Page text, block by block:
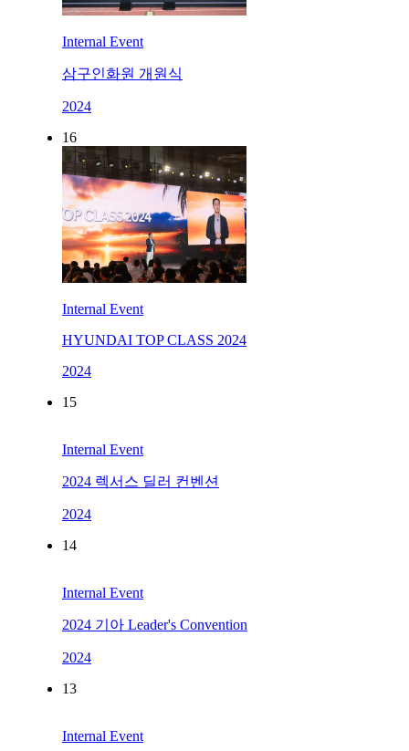
Internal Event
삼구인화원 개원식
2024
16
Internal Event
HYUNDAI TOP CLASS 2024
2024
15
Internal Event
2024 렉서스 딜러 컨벤션
2024
14
Internal Event
2024 기아 Leader's Convention
2024
13
Internal Event